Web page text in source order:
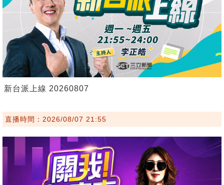
新台派上線 20260807
直播時間：2026/08/07 21:55